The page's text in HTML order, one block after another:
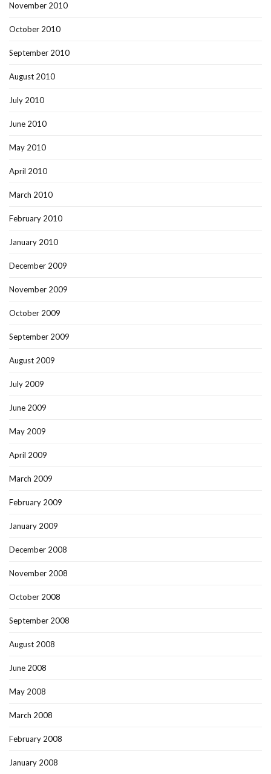
November 2010
October 2010
September 2010
August 2010
July 2010
June 2010
May 2010
April 2010
March 2010
February 2010
January 2010
December 2009
November 2009
October 2009
September 2009
August 2009
July 2009
June 2009
May 2009
April 2009
March 2009
February 2009
January 2009
December 2008
November 2008
October 2008
September 2008
August 2008
June 2008
May 2008
March 2008
February 2008
January 2008